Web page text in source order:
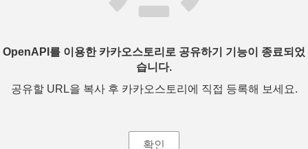
OpenAPI를 이용한 카카오스토리로 공유하기 기능이 종료되었
습니다.
공유할 URL을 복사 후 카카오스토리에 직접 등록해 보세요.
확인